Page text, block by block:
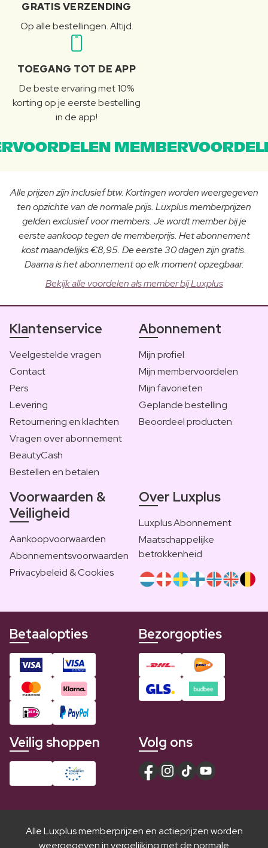
GRATIS VERZENDING
Op alle bestellingen. Altijd.
TOEGANG TOT DE APP
De beste ervaring met 10%
korting op je eerste bestelling
in de app!
Alle prijzen zijn inclusief btw. Kortingen worden weergegeven
ten opzichte van de normale prijs. Luxplus memberprijzen
gelden exclusief voor members. Je wordt member bij je
eerste aankoop tegen de memberprijs. Het abonnement
kost maandelijks €8,95. De eerste 30 dagen zijn gratis.
Daarna is het abonnement op elk moment opzegbaar.
Bekijk alle voordelen als member bij Luxplus
Klantenservice
Veelgestelde vragen
Contact
Pers
Levering
Retournering en klachten
Vragen over abonnement
BeautyCash
Bestellen en betalen
Abonnement
Mijn profiel
Mijn membervoordelen
Mijn favorieten
Geplande bestelling
Beoordeel producten
Voorwaarden &
Veiligheid
Aankoopvoorwaarden
Abonnementsvoorwaarden
Privacybeleid & Cookies
Over Luxplus
Luxplus Abonnement
Maatschappelijke
betrokkenheid
Betaalopties Bezorgopties
Veilig shoppen Volg ons
Alle Luxplus memberprijzen en actieprijzen worden